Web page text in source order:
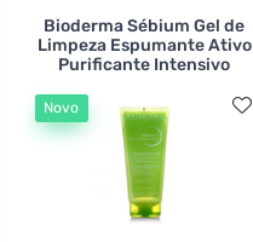
Bioderma Sébium Gel de
Limpeza Espumante Ativo
Purificante Intensivo
Novo